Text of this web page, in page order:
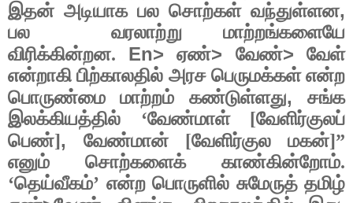
இதன் அடியாக பல சொற்கள் வந்துள்ளன,
பல
வரலாற்று மாற்றங்களையே
விரிக்கின்றன. En> ஏண்> வேண்> வேள்
என்றாகி பிற்காலதில் அரச பெருமக்கள் என்ற
பொருண்மை மாற்றம் கண்டுள்ளது,சங்க
இலக்கியத்தில் ‘வேண்மாள் [வேளிர்குலப்
பெண்], வேண்மான் [வேளிர்குல மகன்]”
எனும் சொற்களைக் காண்கின்றோம்.
‘தெய்வீகம்’ என்ற பொருளில் சுமேருத் தமிழ்